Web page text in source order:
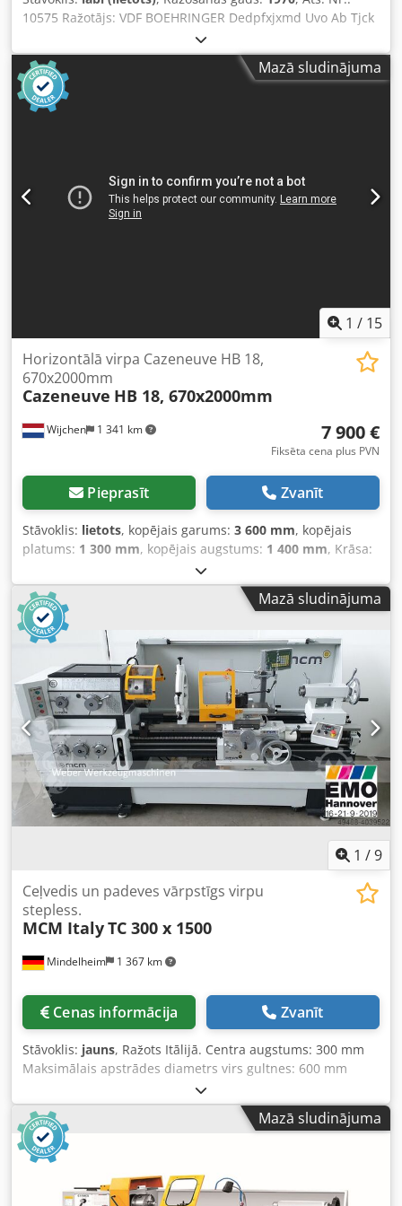
10575 Ražotājs: VDF BOEHRINGER Dedpfxjxmd Uvo Ab Tjck
Tips: T 11 Ražošanas gads: 1970 Vadības tips:
Konvencionāls Vadība: nav Noliktavas vieta: Halberstadt
Izcelsmes valsts: Vācija Iekārtas Nr.: 40XXX Virpošanas
diametrs: Ø 700 mm Virpošanas garums: 3000 mm
Vārpstas diametrs: Ø 750 mm Vārpstas caurums: 70 mm
Mazā sludinājuma
1 / 15
Wijchen 1 341 km
Horizontālā virpa Cazeneuve HB 18,
670x2000mm
Cazeneuve HB 18, 670x2000mm
7 900 €
Fiksēta cena plus PVN
Pieprasīt Zvanīt
Stāvoklis: lietots, kopējais garums: 3 600 mm, kopējais
platums: 1 300 mm, kopējais augstums: 1 400 mm, Krāsa:
Zaļa Tukšsvars: 3 500 kg Dodpfx Abozhwbxs Tsck -
Dokumentācija pieejama: Nē - CE sertifikāts: Nav - Vadība:
Konvencionāla - Virsmas augstums [mm]: 335 - Virsmas
diametrs virs gultas [mm]: 670 - Virsmas diametrs virs
atbalsta [mm]: 670 - Starpcentru attālums [mm]: 2 000 -
Gultas platums [mm]: 510 - Vārpstas caurums [mm]: 83 -
Min. vārpstas apgriezieni [apgr./min]: 16 - Maks. vārpstas
apgriezieni [apgr./min]: 1 250 - Opcijas: Fiksētais lunets,
trīskāju patrona - Transportēšanas izmēri: 3 600 mm x 1
300 mm x 1 400 mm (g x pl x a) - Transportēšanas svars
[kg]: 3 500 kg - Transporta paketes [gab.]: 1 Finanšu
informācija PVN: Norādītā cena bez PVN PVN/starpības
aplikšana: PVN atskaitāms uzņēmējiem Piegāde un maiņa
iespējama jebkuram rūpniecības sektoram. Lukas van
Rossum
Mazā sludinājuma
1 /9
Mindelheim 1 367 km
Ceļvedis un padeves vārpstīgs virpu
stepless.
MCM ItalyTC 300 x 1500
Cenas informācija Zvanīt
Stāvoklis: jauns, Ražots Itālijā. Centra augstums: 300 mm
Maksimālais apstrādes diametrs virs gultnes: 600 mm
Maksimālais apstrādes diametrs virs šķērssliežu: 380 mm
Centru attālums: 1 500 mm Gultnes platums: 400 mm
Vārpstas caurums: 82 mm Vārpstas uzgalis: Camlock 8"
Vārpstas apgriezieni: (12) 16 – 1 200 apgr./min Motora
jauda: 9,2 kW (spec. aprīkojums / standarts: 7,5 kW) Z ass
padeve: (93) 0,028 – 6,43 mm/apgr. X ass padeve: (93) 0,012
– 2,73 mm/apgr. Metriskā vītne: (54) 0,5 – 224 mm Vitvorta
Mazā sludinājuma